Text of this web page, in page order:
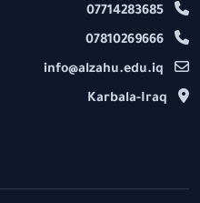
07714283685
07810269666
info@alzahu.edu.iq
Karbala-Iraq